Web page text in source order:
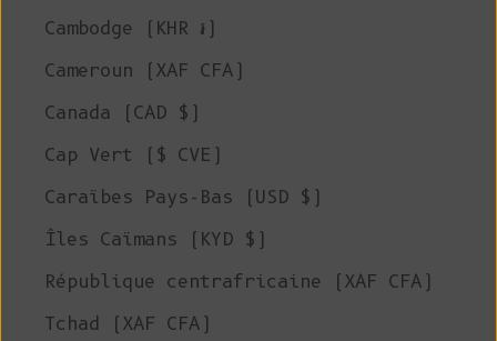
Cambodge (KHR ៛)
Cameroun (XAF CFA)
Canada (CAD $)
Cap Vert ($ CVE)
Caraïbes Pays-Bas (USD $)
Îles Caïmans (KYD $)
République centrafricaine (XAF CFA)
Tchad (XAF CFA)